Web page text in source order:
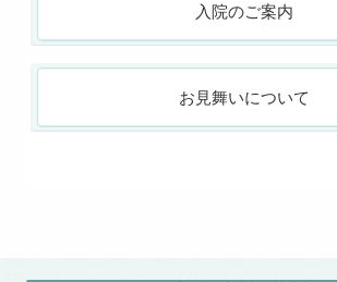
入院のご案内
お見舞いについて